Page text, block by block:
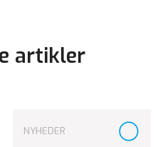
artikler
NYHEDER